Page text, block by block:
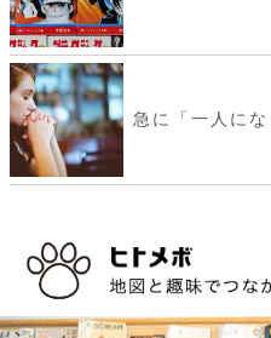
急に「一人に